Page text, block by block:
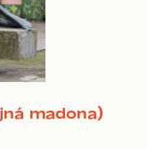
madona)